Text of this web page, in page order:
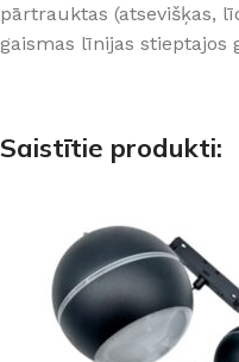
pārtrauktas (atsevišķas,
gaismas līnijas stieptajos
Saistītie produkti: